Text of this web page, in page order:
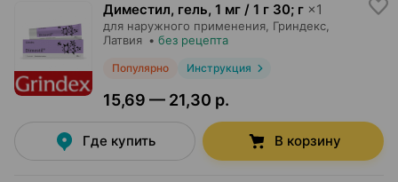
Диместил, гель, 1 мг / 1 г 30; г ×1
для наружного применения, Гриндекс,
Латвия • без рецепта
Популярно Инструкция
15,69 — 21,30 р.
Где купить В корзину